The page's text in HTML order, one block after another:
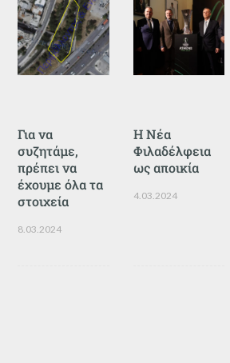
Για να
συζητάμε,
πρέπει να
έχουμε όλα τα
στοιχεία
8.03.2024
Η Νέα
Φιλαδέλφεια
ως αποικία
4.03.2024